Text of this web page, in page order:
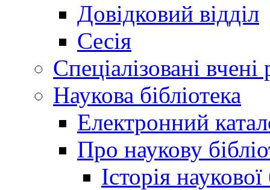
Довідковий відділ
Сесія
Спеціалізовані вчені
Наукова бібліотека
Електронний
Про наукову
Історія